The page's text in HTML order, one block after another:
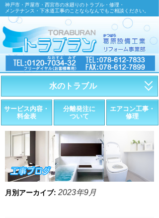
神戸市・芦屋市・西宮市の水廻りのトラブル・修理・
メンテナンス・下水道工事のことならなんでもご相談ください。
水のトラブル
・トイレが詰まったら
・トイレが漏れたら
・水道管が漏れたら
・排水が詰まったら
サービス内容・
料金表
分離発注に
ついて
エアコン工事・
修理
月別アーカイブ: 2023年9月